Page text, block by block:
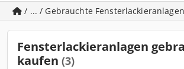
/ ... / Gebrauchte Fensterlackieranlagen
Fensterlackieranlagen
kaufen (3)